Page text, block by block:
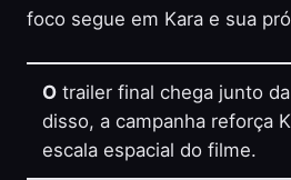
foco segue em Kara e sua
O trailer final chega junto
disso, a campanha reforça
escala espacial do filme.